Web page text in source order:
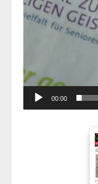
00:00